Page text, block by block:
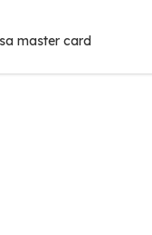
master card